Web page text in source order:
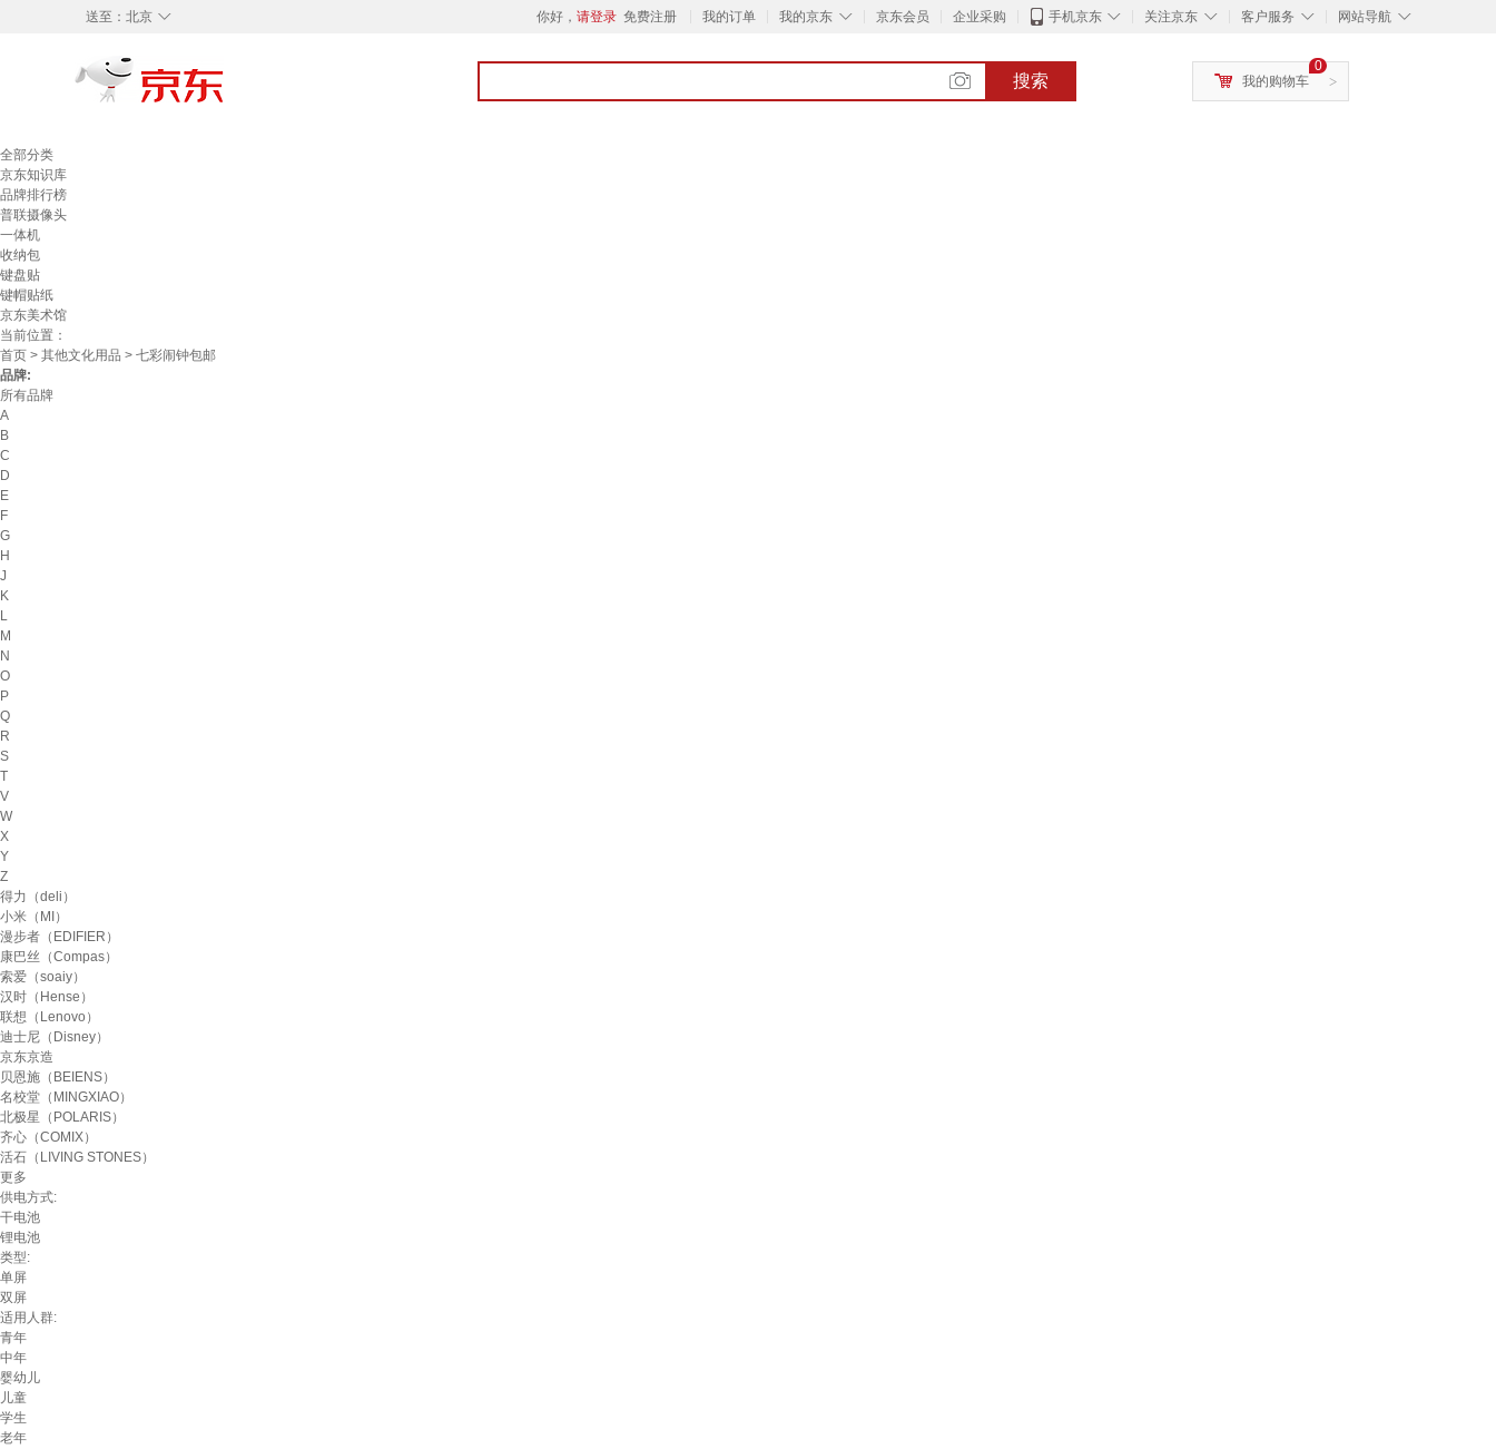
◇
送至： 北京 你好， 请登录 免费注册 我的订单 ◇
我的京东 京东会员 企业采购 ◇
手机京东 ◇
关注京东 ◇
客户服务 ◇
网站导航
搜索 >
0
我的购物车
全部分类
京东知识库
品牌排行榜
普联摄像头
一体机
收纳包
键盘贴
键帽贴纸
京东美术馆
当前位置：
首页 > 其他文化用品 > 七彩闹钟包邮
品牌:
所有品牌
A
B
C
D
E
F
G
H
J
K
L
M
N
O
P
Q
R
S
T
V
W
X
Y
Z
得力（deli）
小米（MI）
漫步者（EDIFIER）
康巴丝（Compas）
索爱（soaiy）
汉时（Hense）
联想（Lenovo）
迪士尼（Disney）
京东京造
贝恩施（BEIENS）
名校堂（MINGXIAO）
北极星（POLARIS）
齐心（COMIX）
活石（LIVING STONES）
更多
供电方式:
干电池
锂电池
类型:
单屏
双屏
适用人群:
青年
中年
婴幼儿
儿童
学生
老年